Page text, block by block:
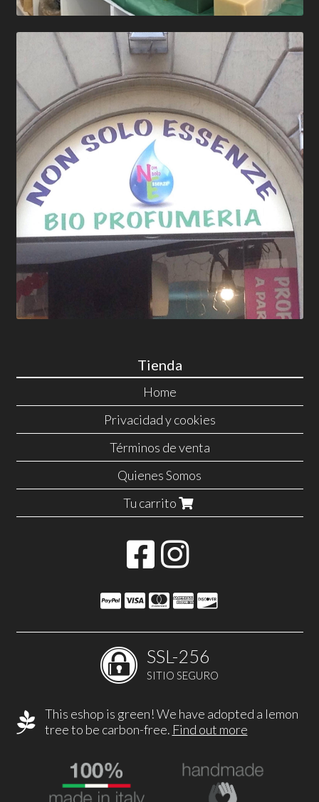
Tienda
Home
Privacidad y cookies
Términos de venta
Quienes Somos
Tu carrito
SSL-256
SITIO SEGURO
This eshop is green! We have adopted a lemon
tree to be carbon-free. Find out more